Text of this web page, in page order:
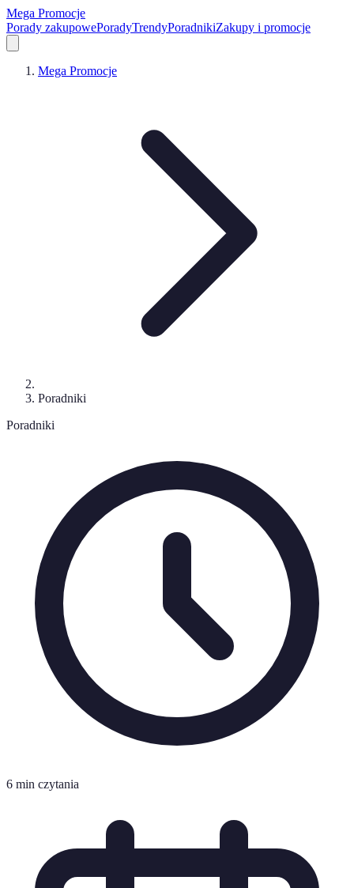
Mega Promocje
Porady zakupowePoradyTrendyPoradnikiZakupy i promocje
Mega Promocje
Poradniki
Poradniki
6 min czytania